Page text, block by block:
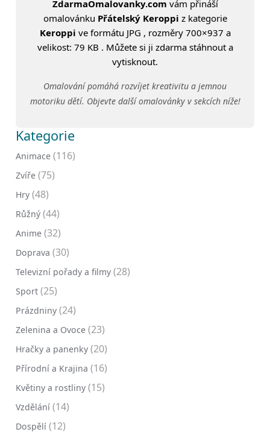
ZdarmaOmalovanky.com vám přináší
omalovánku Přátelský Keroppi z kategorie
Keroppi ve formátu JPG , rozměry 700×937 a
velikost: 79 KB . Můžete si ji zdarma stáhnout a
vytisknout.
Omalování pomáhá rozvíjet kreativitu a jemnou
motoriku dětí. Objevte další omalovánky v sekcích níže!
Kategorie
Animace (116)
Zvíře (75)
Hry (48)
Růžný (44)
Anime (32)
Doprava (30)
Televizní pořady a filmy (28)
Sport (25)
Prázdniny (24)
Zelenina a Ovoce (23)
Hračky a panenky (20)
Přírodní a Krajina (16)
Květiny a rostliny (15)
Vzdělání (14)
Dospělí (12)